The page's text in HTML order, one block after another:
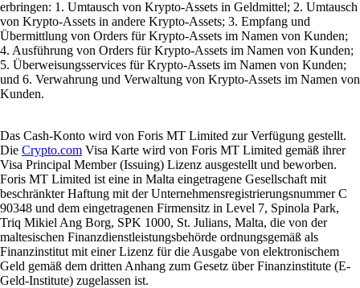
erbringen: 1. Umtausch von Krypto-Assets in Geldmittel; 2. Umtausch
von Krypto-Assets in andere Krypto-Assets; 3. Empfang und
Übermittlung von Orders für Krypto-Assets im Namen von Kunden;
4. Ausführung von Orders für Krypto-Assets im Namen von Kunden;
5. Überweisungsservices für Krypto-Assets im Namen von Kunden;
und 6. Verwahrung und Verwaltung von Krypto-Assets im Namen von
Kunden.
Das Cash-Konto wird von Foris MT Limited zur Verfügung gestellt.
Die Crypto.com Visa Karte wird von Foris MT Limited gemäß ihrer
Visa Principal Member (Issuing) Lizenz ausgestellt und beworben.
Foris MT Limited ist eine in Malta eingetragene Gesellschaft mit
beschränkter Haftung mit der Unternehmensregistrierungsnummer C
90348 und dem eingetragenen Firmensitz in Level 7, Spinola Park,
Triq Mikiel Ang Borg, SPK 1000, St. Julians, Malta, die von der
maltesischen Finanzdienstleistungsbehörde ordnungsgemäß als
Finanzinstitut mit einer Lizenz für die Ausgabe von elektronischem
Geld gemäß dem dritten Anhang zum Gesetz über Finanzinstitute (E-
Geld-Institute) zugelassen ist.